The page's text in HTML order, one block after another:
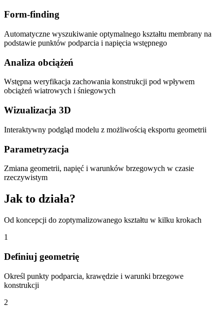
Form-finding
Automatyczne wyszukiwanie optymalnego kształtu membrany na
podstawie punktów podparcia i napięcia wstępnego
Analiza obciążeń
Wstępna weryfikacja zachowania konstrukcji pod wpływem
obciążeń wiatrowych i śniegowych
Wizualizacja 3D
Interaktywny podgląd modelu z możliwością eksportu geometrii
Parametryzacja
Zmiana geometrii, napięć i warunków brzegowych w czasie
rzeczywistym
Jak to działa?
Od koncepcji do zoptymalizowanego kształtu w kilku krokach
1
Definiuj geometrię
Określ punkty podparcia, krawędzie i warunki brzegowe
konstrukcji
2